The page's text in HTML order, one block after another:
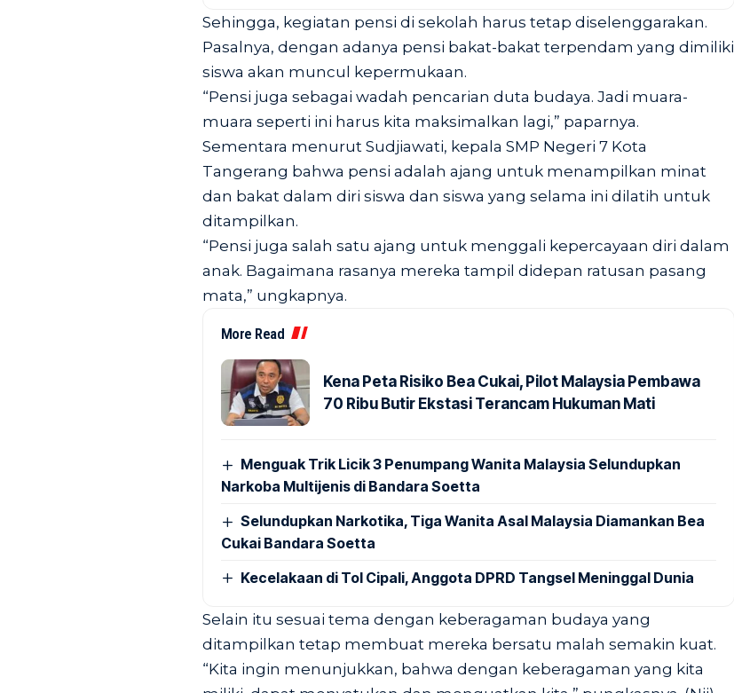
Sehingga, kegiatan pensi di sekolah harus tetap diselenggarakan.
Pasalnya, dengan adanya pensi bakat-bakat terpendam yang dimiliki
siswa akan muncul kepermukaan.
“Pensi juga sebagai wadah pencarian duta budaya. Jadi muara-
muara seperti ini harus kita maksimalkan lagi,” paparnya.
Sementara menurut Sudjiawati, kepala SMP Negeri 7 Kota
Tangerang bahwa pensi adalah ajang untuk menampilkan minat
dan bakat dalam diri siswa dan siswa yang selama ini dilatih untuk
ditampilkan.
“Pensi juga salah satu ajang untuk menggali kepercayaan diri dalam
anak. Bagaimana rasanya mereka tampil didepan ratusan pasang
mata,” ungkapnya.
More Read
Kena Peta Risiko Bea Cukai, Pilot Malaysia Pembawa
70 Ribu Butir Ekstasi Terancam Hukuman Mati
Menguak Trik Licik 3 Penumpang Wanita Malaysia Selundupkan
Narkoba Multijenis di Bandara Soetta
Selundupkan Narkotika, Tiga Wanita Asal Malaysia Diamankan Bea
Cukai Bandara Soetta
Kecelakaan di Tol Cipali, Anggota DPRD Tangsel Meninggal Dunia
Selain itu sesuai tema dengan keberagaman budaya yang
ditampilkan tetap membuat mereka bersatu malah semakin kuat.
“Kita ingin menunjukkan, bahwa dengan keberagaman yang kita